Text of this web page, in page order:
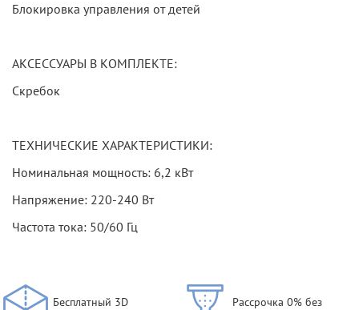
Блокировка управления от детей
АКСЕССУАРЫ В КОМПЛЕКТЕ:
Скребок
ТЕХНИЧЕСКИЕ ХАРАКТЕРИСТИКИ:
Номинальная мощность: 6,2 кВт
Напряжение: 220-240 Вт
Частота тока: 50/60 Гц
Бесплатный 3D
Рассрочка 0% без